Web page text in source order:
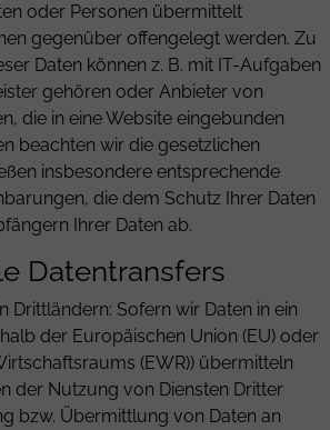
oder Personen übermittelt
gegenüber offengelegt werden. Zu
Daten können z. B. mit IT-Aufgaben
gehören oder Anbieter von
die in eine Website eingebunden
beachten wir die gesetzlichen
insbesondere entsprechende
die dem Schutz Ihrer Daten
Ihrer Daten ab.
Datentransfers
Drittländern: Sofern wir Daten in ein
der Europäischen Union (EU) oder
(EWR)) übermitteln
der Nutzung von Diensten Dritter
bzw. Übermittlung von Daten an